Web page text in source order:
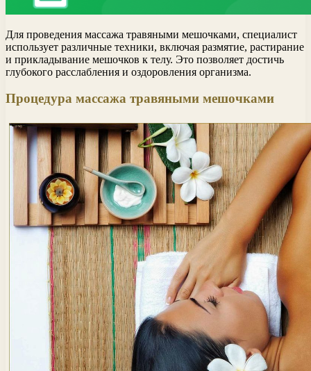
Для проведения массажа травяными мешочками, специалист
использует различные техники, включая размятие, растирание
и прикладывание мешочков к телу. Это позволяет достичь
глубокого расслабления и оздоровления организма.
Процедура массажа травяными мешочками